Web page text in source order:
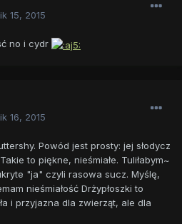
15, 2015
no i cydr
16, 2015
Powód jest prosty: jej słodycz
to piękne, nieśmiałe. Tuliłabym~
"ja" czyli rasowa sucz. Myślę,
nieśmiałość Drżypłoszki to
i przyjazna dla zwierząt, ale dla